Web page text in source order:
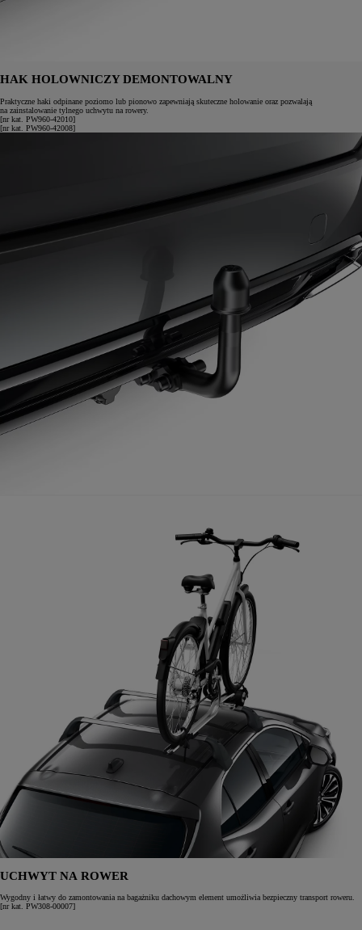
HAK HOLOWNICZY DEMONTOWALNY
Praktyczne haki odpinane poziomo lub pionowo zapewniają skuteczne holowanie oraz pozwalają
na zainstalowanie tylnego uchwytu na rowery.
[nr kat. PW960-42010]
[nr kat. PW960-42008]
UCHWYT NA ROWER
Wygodny i łatwy do zamontowania na bagażniku dachowym element umożliwia bezpieczny transport roweru.
[nr kat. PW308-00007]